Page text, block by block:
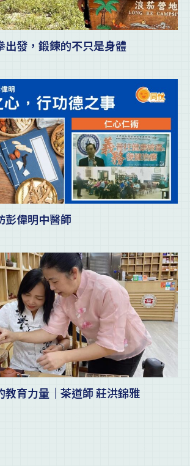
出發，鍛鍊的不只是身體
彭偉明中醫師
教育力量｜茶道師 莊洪錦雅